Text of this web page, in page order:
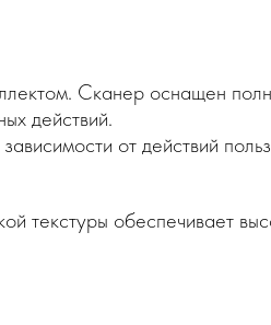
Сканер оснащен
действий.
от действий
текстуры обеспечивает